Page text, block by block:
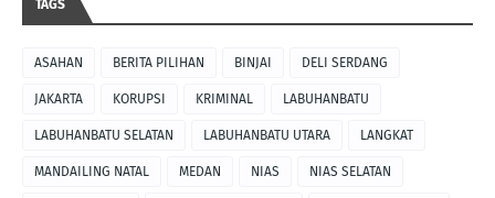
TAGS
ASAHAN BERITA PILIHAN BINJAI DELI SERDANG
JAKARTA KORUPSI KRIMINAL LABUHANBATU
LABUHANBATU SELATAN LABUHANBATU UTARA LANGKAT
MANDAILING NATAL MEDAN NIAS NIAS SELATAN